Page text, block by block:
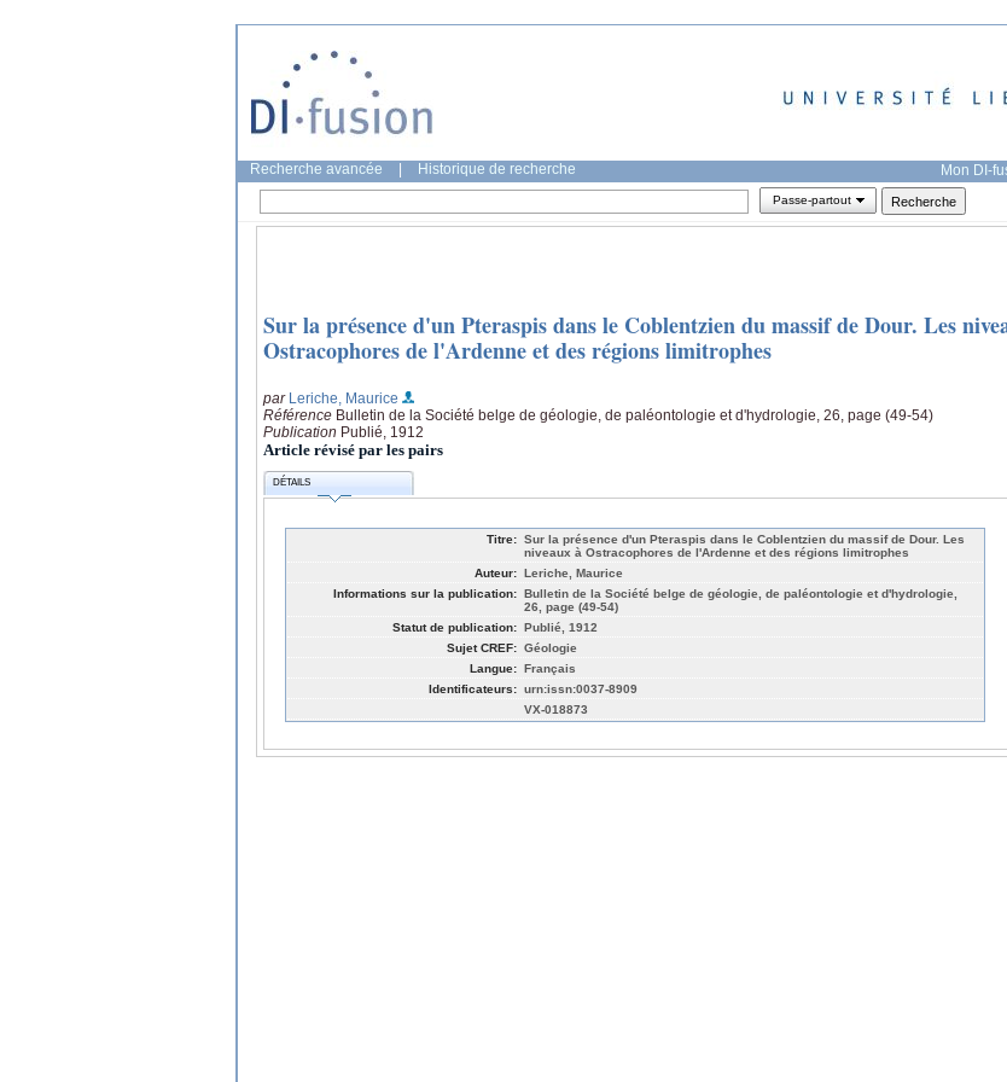
Recherche avancée Historique de recherche Mon DI-
Passe-partout
Sur la présence d'un Pteraspis dans le Coblentzien du massif de Dour. Les
Ostracophores de l'Ardenne et des régions limitrophes
par Leriche, Maurice
Référence Bulletin de la Société belge de géologie, de paléontologie et d'hydrologie, 26, page (49-54)
Publication Publié, 1912
Article révisé par les pairs
DÉTAILS
Titre: Sur la présence d'un Pteraspis dans le Coblentzien du massif de Dour. Les
niveaux à Ostracophores de l'Ardenne et des régions limitrophes
Auteur: Leriche, Maurice
Informations sur la publication: Bulletin de la Société belge de géologie, de paléontologie et d'hydrologie,
26, page (49-54)
Statut de publication: Publié, 1912
Sujet CREF: Géologie
Langue: Français
Identificateurs: urn:issn:0037-8909
VX-018873